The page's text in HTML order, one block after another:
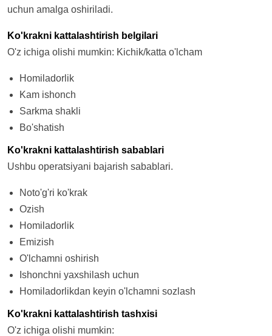
uchun amalga oshiriladi.
Ko'krakni kattalashtirish belgilari
O'z ichiga olishi mumkin: Kichik/katta o'lcham
Homiladorlik
Kam ishonch
Sarkma shakli
Bo'shatish
Ko'krakni kattalashtirish sabablari
Ushbu operatsiyani bajarish sabablari.
Noto'g'ri ko'krak
Ozish
Homiladorlik
Emizish
O'lchamni oshirish
Ishonchni yaxshilash uchun
Homiladorlikdan keyin o'lchamni sozlash
Ko'krakni kattalashtirish tashxisi
O'z ichiga olishi mumkin: